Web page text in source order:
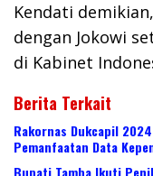
Kendati
dengan Jokowi
di Kabinet
Berita Terkait
Rakornas Dukcapil
Pemanfaatan Data
Bupati Tamba Ikuti